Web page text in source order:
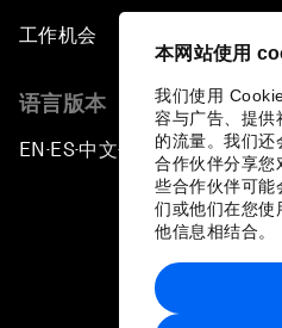
本网站使用
我们使用
容与广告、提供
的流量。我们还
合作伙伴分享您
些合作伙伴可能
们或他们在您使
他信息相结合。
工作机会
语言版本
EN ▪ES▪中文▪ 日本語